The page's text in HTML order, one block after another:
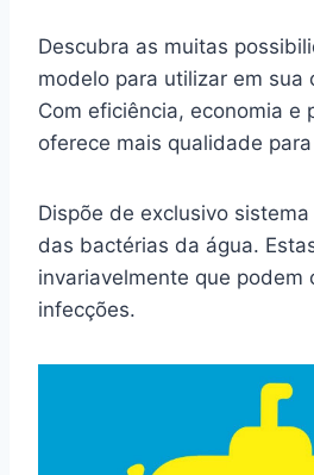
Descubra as muitas
modelo para utilizar em sua
Com eficiência, economia e
oferece mais qualidade
Dispõe de exclusivo
das bactérias da água.
invariavelmente que podem
infecções.